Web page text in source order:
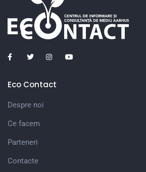
Eco Contact
Despre noi
Ce facem
Parteneri
Contacte